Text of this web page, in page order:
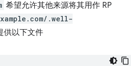
希望允许其他来源将其用作 RP
.well-
供以下文件